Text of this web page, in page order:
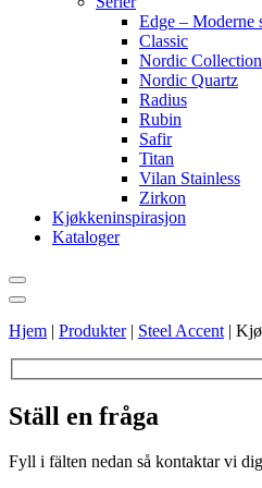
Edge – Moderne
Classic
Nordic Collection
Nordic Quartz
Radius
Rubin
Safir
Titan
Vilan Stainless
Zirkon
Kjøkkeninspirasjon
Kataloger
Hjem | Produkter| Steel Accent |
Ställ en fråga
Fyll i fälten nedan så kontaktar vi